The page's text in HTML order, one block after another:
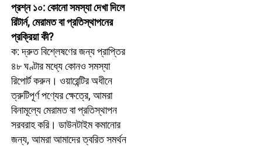
প্রশ্ন ১০: কোনো সমস্যা দেখা দিলে
রিটার্ন, মেরামত বা প্রতিস্থাপনের
প্রক্রিয়া কী?
ক: দ্রুত বিশ্লেষণের জন্য প্রাপ্তির
৪৮ ঘণ্টার মধ্যে কোনও সমস্যা
রিপোর্ট করুন। ওয়ারেন্টির অধীনে
ত্রুটিপূর্ণ পণ্যের ক্ষেত্রে, আমরা
বিনামূল্যে মেরামত বা প্রতিস্থাপন
সরবরাহ করি। ডাউনটাইম কমানোর
জন্য, আমরা আমাদের ত্বরিত সমর্থন